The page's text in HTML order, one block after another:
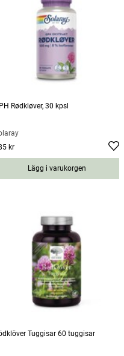
Rødkløver, 30 kpsl
:
kr
Lägg i varukorgen
Tuggisar 60 tuggisar